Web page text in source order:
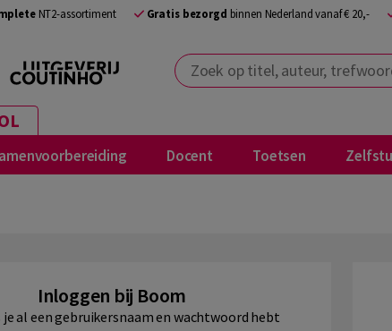
NT2-assortiment Gratis bezorgd binnen Nederland vanaf € 20,-
Zoek op titel, auteur, trefwoord of
Docent Toetsen
Inloggen bij Boom
je al een gebruikersnaam en wachtwoord hebt